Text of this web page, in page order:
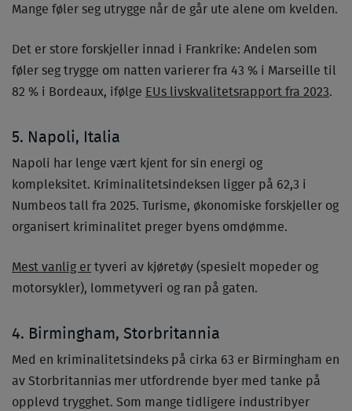
Mange føler seg utrygge når de går ute alene om kvelden.
Det er store forskjeller innad i Frankrike: Andelen som
føler seg trygge om natten varierer fra 43 % i Marseille til
82 % i Bordeaux, ifølge EUs livskvalitetsrapport fra 2023.
5. Napoli, Italia
Napoli har lenge vært kjent for sin energi og
kompleksitet. Kriminalitetsindeksen ligger på 62,3 i
Numbeos tall fra 2025. Turisme, økonomiske forskjeller og
organisert kriminalitet preger byens omdømme.
Mest vanlig er tyveri av kjøretøy (spesielt mopeder og
motorsykler), lommetyveri og ran på gaten.
4. Birmingham, Storbritannia
Med en kriminalitetsindeks på cirka 63 er Birmingham en
av Storbritannias mer utfordrende byer med tanke på
opplevd trygghet. Som mange tidligere industribyer